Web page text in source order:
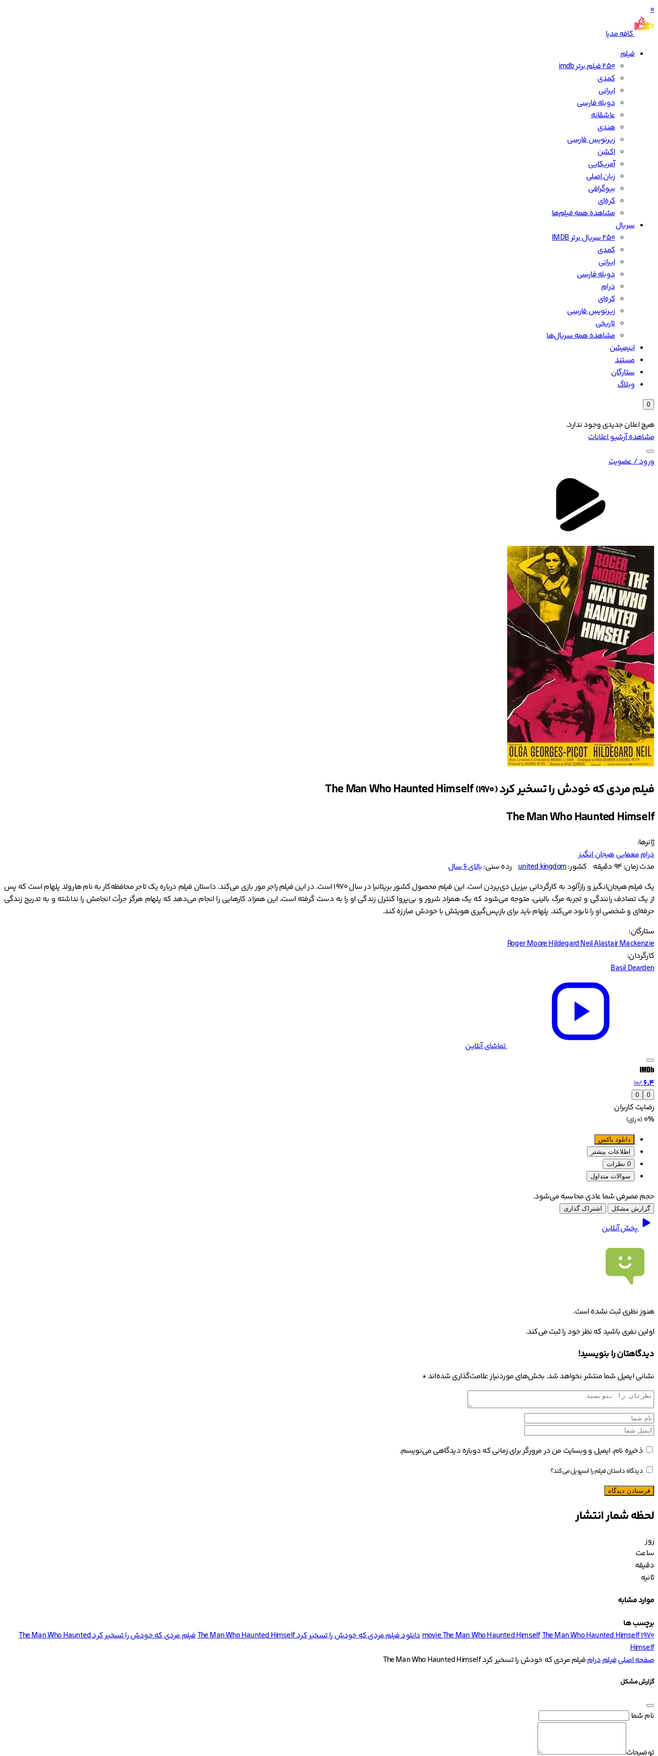
0
کافه مدیا
فیلم
250 فیلم برتر imdb
کمدی
ایرانی
دوبله فارسی
عاشقانه
هندی
زیرنویس فارسی
اکشن
آمریکایی
زبان اصلی
بیوگرافی
کره‌ای
مشاهده همه فیلم‌ها
سریال
۲۵۰ سریال برتر IMDB
کمدی
ایرانی
دوبله فارسی
درام
کره‌ای
زیرنویس فارسی
تاریخی
مشاهده همه سریال‌ها
انیمیشن
مستند
ستارگان
وبلاگ
0
هیچ اعلان جدیدی وجود ندارد.
مشاهده آرشیو اعلانات
ورود / عضویت
فیلم مردی که خودش را تسخیر کرد The Man Who Haunted Himself(1970)
The Man Who Haunted Himself
ژانرها:
دراممعماییهیجان انگیز
مدت زمان: 94 دقیقه
کشور:united kingdom رده سنی:بالای ۶ سال
یک فیلم هیجان‌انگیز و رازآلود به کارگردانی بیزیل دی‌یردن است. این فیلم محصول کشور بریتانیا در سال 1970 است. در این فیلم راجر مور بازی می‌کند. داستان فیلم درباره یک تاجر محافظه‌کار به نام هارولد پلهام است که پس
از یک تصادف رانندگی و تجربه مرگ بالینی، متوجه می‌شود که یک همزاد شرور و بی‌پروا کنترل زندگی او را به دست گرفته است. این همزاد کارهایی را انجام می‌دهد که پلهام هرگز جرأت انجامش را نداشته و به تدریج زندگی
حرفه‌ای و شخصی او را نابود می‌کند. پلهام باید برای بازپس‌گیری هویتش با خودش مبارزه کند.
ستارگان:
Roger MooreHildegard NeilAlastair Mackenzie
کارگردان:
Basil Dearden
تماشای آنلاین
6.4
/10
0
0
رضایت کاربران
0% (0 رای)
دانلود باکس
اطلاعات بیشتر
0 نظرات
سوالات متداول
حجم مصرفی شما عادی محاسبه می‌شود.
گزارش مشکل اشتراک گذاری
پخش آنلاین
هنوز نظری ثبت نشده است.
اولین نفری باشید که نظر خود را ثبت می‌کند.
دیدگاهتان را بنویسید!
نشانی ایمیل شما منتشر نخواهد شد. بخش‌های موردنیاز علامت‌گذاری شده‌اند*
ذخیره نام، ایمیل و وبسایت من در مرورگر برای زمانی که دوباره دیدگاهی می‌نویسم.
دیدگاه داستان فیلم را اسپویل می‌کند؟
لحظه شمار انتشار
روز
ساعت
دقیقه
ثانیه
موارد مشابه
برچسب ها
movie The Man Who Haunted HimselfThe Man Who Haunted Himself 1970 دانلود فیلم مردی که خودش را تسخیر کرد The Man Who Haunted Himself
فیلم مردی که خودش را تسخیر کرد The Man Who Haunted
Himself
صفحه اصلیفیلمدرامفیلم مردی که خودش را تسخیر کرد The Man Who Haunted Himself
گزارش مشکل
نام شما
توضیحات